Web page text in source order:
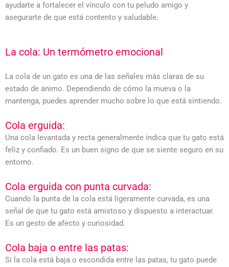
ayudarte a fortalecer el vínculo con tu peludo amigo y
asegurarte de que está contento y saludable.
La cola: Un termómetro emocional
La cola de un gato es una de las señales más claras de su
estado de ánimo. Dependiendo de cómo la mueva o la
mantenga, puedes aprender mucho sobre lo que está sintiendo.
Cola erguida:
Una cola levantada y recta generalmente indica que tu gato está
feliz y confiado. Es un buen signo de que se siente seguro en su
entorno.
Cola erguida con punta curvada:
Cuando la punta de la cola está ligeramente curvada, es una
señal de que tu gato está amistoso y dispuesto a interactuar.
Es un gesto de afecto y curiosidad.
Cola baja o entre las patas:
Si la cola está baja o escondida entre las patas, tu gato puede